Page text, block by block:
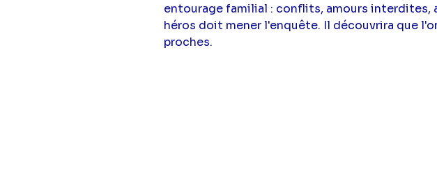
entourage familial : conflits, amours
héros doit mener l'enquête. Il découvrira que
proches.